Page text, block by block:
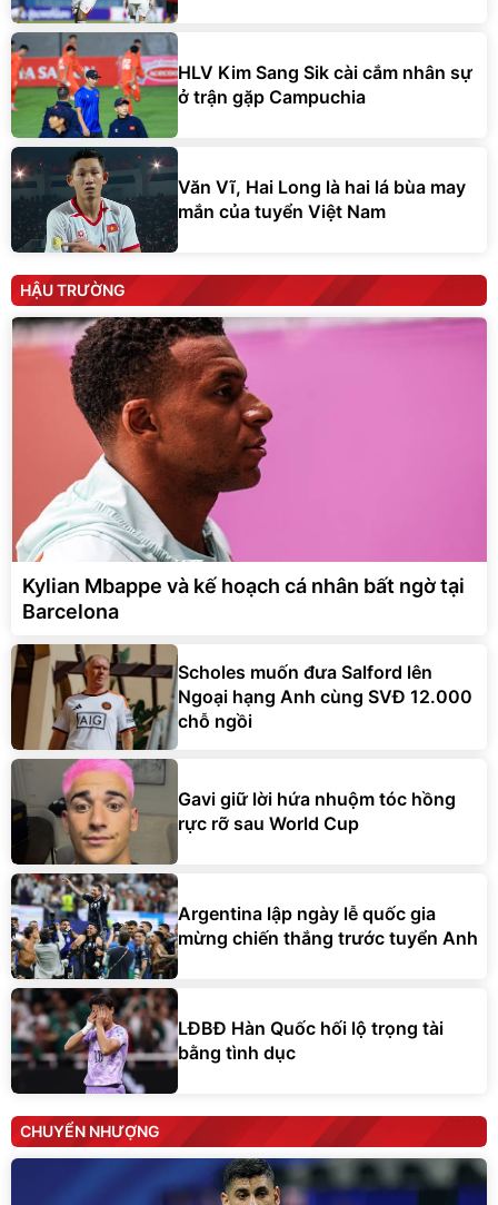
HLV Kim Sang Sik cài cắm nhân sự
ở trận gặp Campuchia
Văn Vĩ, Hai Long là hai lá bùa may
mắn của tuyển Việt Nam
HẬU TRƯỜNG
Kylian Mbappe và kế hoạch cá nhân bất ngờ tại
Barcelona
Scholes muốn đưa Salford lên
Ngoại hạng Anh cùng SVĐ 12.000
chỗ ngồi
Gavi giữ lời hứa nhuộm tóc hồng
rực rỡ sau World Cup
Argentina lập ngày lễ quốc gia
mừng chiến thắng trước tuyển Anh
LĐBĐ Hàn Quốc hối lộ trọng tài
bằng tình dục
CHUYỂN NHƯỢNG